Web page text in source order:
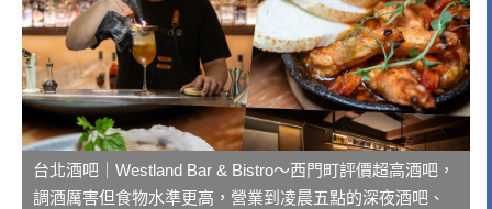
台北酒吧｜Westland Bar & Bistro～西門町評價超高酒吧，
調酒厲害但食物水準更高，營業到凌晨五點的深夜酒吧、